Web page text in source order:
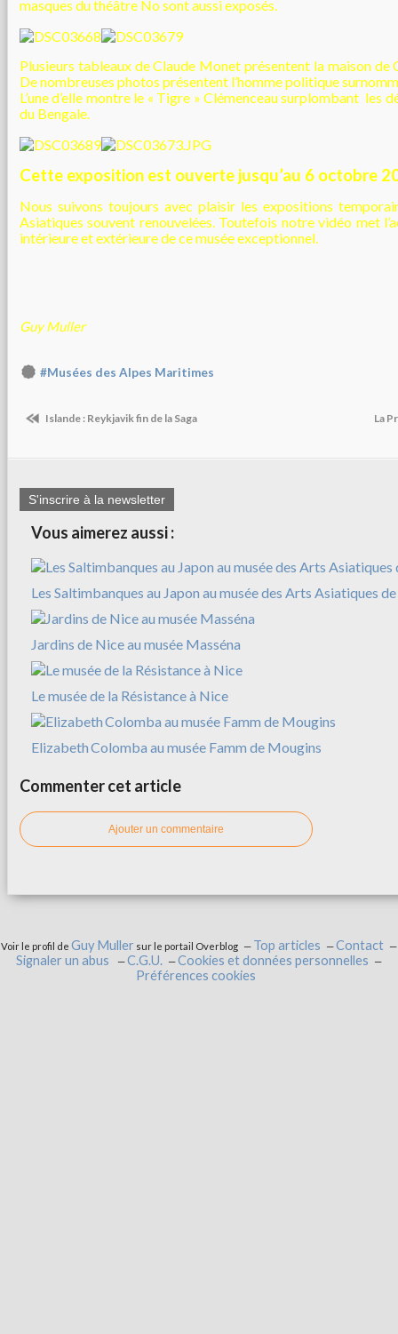
masques du théâtre No sont aussi exposés.
Plusieurs tableaux de Claude Monet présentent la maison de
De nombreuses photos présentent l’homme politique
L’une d’elle montre le « Tigre » Clémenceau surplombant les
du Bengale.
Cette exposition est ouverte jusqu’au 6 octobre
Nous suivons toujours avec plaisir les expositions
Asiatiques souvent renouvelées. Toutefois notre vidéo met
intérieure et extérieure de ce musée exceptionnel.
Guy Muller
#Musées des Alpes Maritimes
Islande : Reykjavik fin de la Saga La
S'inscrire à la newsletter
Vous aimerez aussi :
Les Saltimbanques au Japon au musée des Arts Asiatiques
Jardins de Nice au musée Masséna
Le musée de la Résistance à Nice
Elizabeth Colomba au musée Famm de Mougins
Commenter cet article
Ajouter un commentaire
Voir le profil de Guy Muller sur le portail Overblog Top articles
Contact
Signaler un abus
C.G.U.
Cookies et données personnelles
Préférences cookies